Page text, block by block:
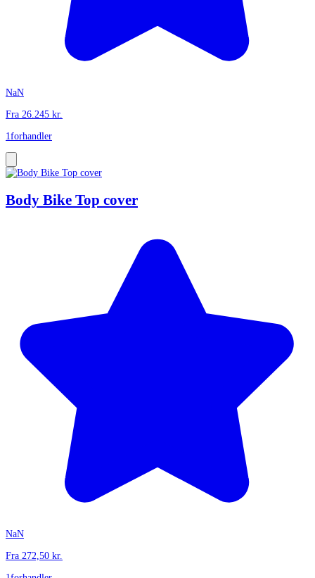
NaN
Fra 26.245 kr.
1forhandler
Body Bike Top cover
NaN
Fra 272,50 kr.